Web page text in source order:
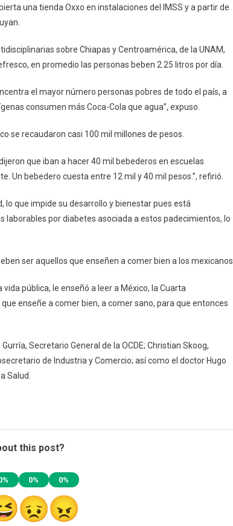
una tienda Oxxo en instalaciones del IMSS y a partir de
sobre Chiapas y Centroamérica, de la UNAM,
en promedio las personas beben 2.25 litros por día.
el mayor número personas pobres de todo el país, a
consumen más Coca-Cola que agua”, expuso.
se recaudaron casi 100 mil millones de pesos.
que iban a hacer 40 mil bebederos en escuelas
Un bebedero cuesta entre 12 mil y 40 mil pesos.”, refirió.
lo que impide su desarrollo y bienestar pues está
por diabetes asociada a estos padecimientos, lo
ser aquellos que enseñen a comer bien a los mexicanos.
pública, le enseñó a leer a México, la Cuarta
enseñe a comer bien, a comer sano, para que entonces
Secretario General de la OCDE; Christian Skoog,
de Industria y Comercio; así como el doctor Hugo
Salud.
this post?
0% 0%